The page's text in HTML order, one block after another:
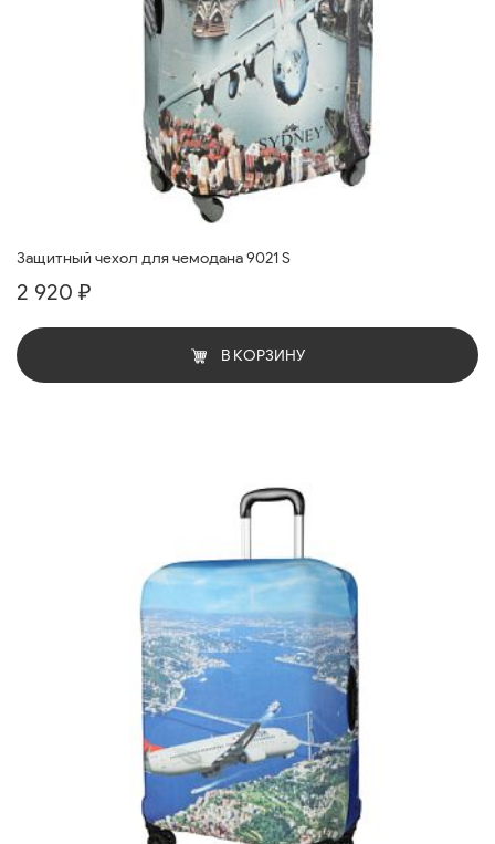
Защитный чехол для чемодана 9021 S
2 920 ₽
В КОРЗИНУ